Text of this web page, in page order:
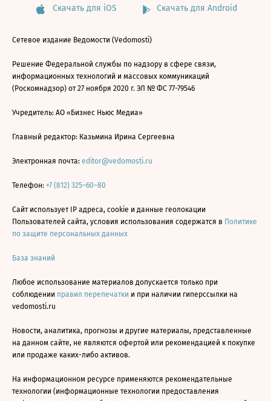
Скачать для iOS Скачать для Android
Сетевое издание Ведомости (Vedomosti)
Решение Федеральной службы по надзору в сфере связи,
информационных технологий и массовых коммуникаций
(Роскомнадзор) от 27 ноября 2020 г. ЭЛ № ФС 77-79546
Учредитель: АО «Бизнес Ньюс Медиа»
Главный редактор: Казьмина Ирина Сергеевна
Электронная почта: editor@vedomosti.ru
Телефон: +7 (812) 325–60–80
Сайт использует IP адреса, cookie и данные геолокации
Пользователей сайта, условия использования содержатся в Политике
по защите персональных данных
База знаний
Любое использование материалов допускается только при
соблюдении правил перепечатки и при наличии гиперссылки на
vedomosti.ru
Новости, аналитика, прогнозы и другие материалы, представленные
на данном сайте, не являются офертой или рекомендацией к покупке
или продаже каких-либо активов.
На информационном ресурсе применяются рекомендательные
технологии (информационные технологии предоставления